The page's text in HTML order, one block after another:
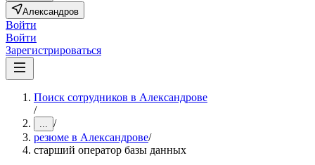
Александров
Войти
Войти
Зарегистрироваться
Поиск сотрудников в Александрове
/
... /
резюме в Александрове/
старший оператор базы данных